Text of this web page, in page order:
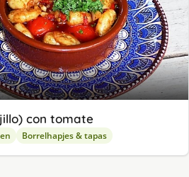
con tomate
Borrelhapjes & tapas